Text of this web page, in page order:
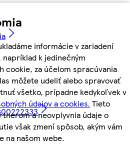
informácie v zariadení
k jedinečným
cookie, za účelom spracúvania
môžete udeliť alebo spravovať
všetko, prípadne kedykoľvek v
údajov a cookies. Tieto
a neovplyvnia údaje o
však zmení spôsob, akým vám
na našom webe.